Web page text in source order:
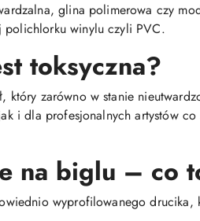
glina polimerowa czy
winylu czyli PVC.
toksyczna?
który zarówno w stanie
i dla profesjonalnych artystów
na biglu – co
wyprofilowanego drucika,